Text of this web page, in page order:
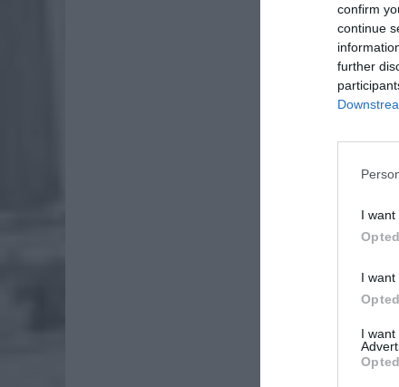
confirm
continue
further
I want
I want
I